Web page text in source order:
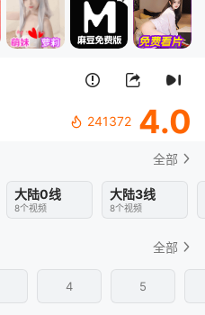
241372 4.0
全部
大陆0线
8个视频
大陆3线
8个视频
全部
4 5